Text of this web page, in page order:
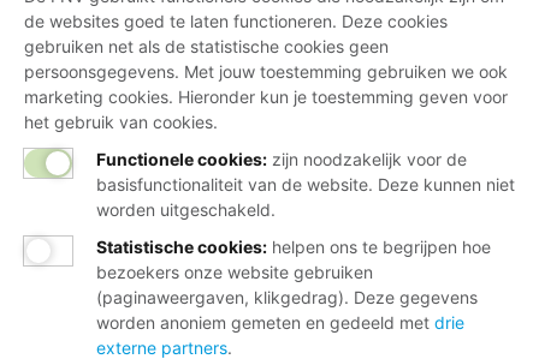
de websites goed te laten functioneren. Deze cookies
gebruiken net als de statistische cookies geen
persoonsgegevens. Met jouw toestemming gebruiken we ook
marketing cookies. Hieronder kun je toestemming geven voor
het gebruik van cookies.
Functionele cookies: zijn noodzakelijk voor de
basisfunctionaliteit van de website. Deze kunnen niet
worden uitgeschakeld.
Statistische cookies: helpen ons te begrijpen hoe
bezoekers onze website gebruiken
(paginaweergaven, klikgedrag). Deze gegevens
worden anoniem gemeten en gedeeld met drie
externe partners.